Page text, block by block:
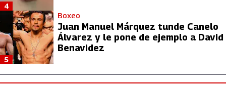
4
Boxeo
Juan Manuel Márquez tunde Canelo
Álvarez y le pone de ejemplo a David
Benavidez
5